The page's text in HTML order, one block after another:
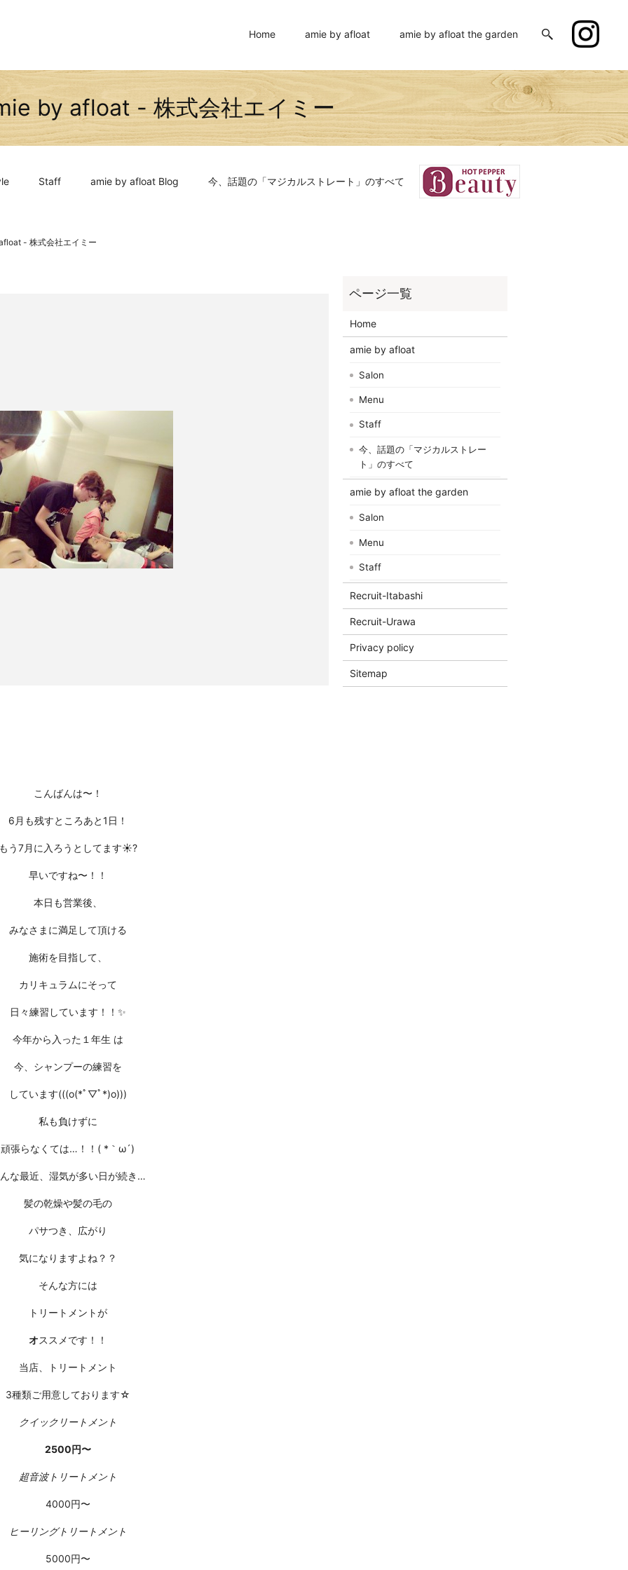
Home amie by afloat amie by afloat the garden
Staff amie by afloat Blog 今、話題の「マジカルストレート」のすべて
by afloat - 株式会社エイミー
- 株式会社エイミー
こんばんは〜！
6月も残すところあと1日！
う7月に入ろうとしてます☀️?
早いですね〜！！
本日も営業後、
みなさまに満足して頂ける
施術を目指して、
カリキュラムにそって
日々練習しています！！✨
今年から入った１年生 は
今、シャンプーの練習を
しています(((o(*ﾟ▽ﾟ*)o)))
私も負けずに
頑張らなくては…！！( *｀ω´)
な最近、湿気が多い日が続き…
髪の乾燥や髪の毛の
パサつき、広がり
気になりますよね？？
そんな方には
トリートメントが
オススメです！！
当店、トリートメント
3種類ご用意しております☆
クイックリートメント
2500円〜
超音波トリートメント
4000円〜
ヒーリングトリートメント
5000円〜
Home
amie by afloat
Salon
Menu
Staff
今、話題の「マジカルストレー
ト」のすべて
amie by afloat the garden
Salon
Menu
Staff
Recruit-Itabashi
Recruit-Urawa
Privacy policy
Sitemap